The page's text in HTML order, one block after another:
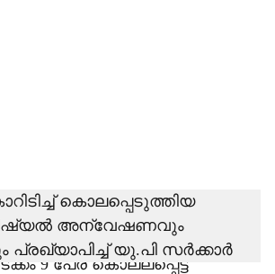
ലഖിംപൂര്‍ ഖേരിയിലെ കര്‍ഷക
വാഹനമിടിച്ചുകയറ്റി
9 പേര് കൊല്ലപ്പെട്ട